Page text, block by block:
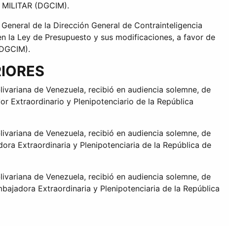
(DGCIM).
de la Dirección General de Contrainteligencia
la Ley de Presupuesto y sus modificaciones, a favor de
de Venezuela, recibió en audiencia solemne, de
Extraordinario y Plenipotenciario de la República
de Venezuela, recibió en audiencia solemne, de
Extraordinaria y Plenipotenciaria de la República de
de Venezuela, recibió en audiencia solemne, de
Extraordinaria y Plenipotenciaria de la República